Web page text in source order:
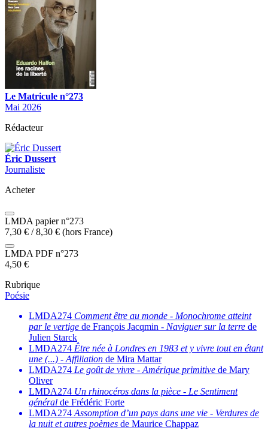
Le Matricule n°273
Mai 2026
Rédacteur
Éric Dussert
Journaliste
Acheter
LMDA papier n°273
7,30 € /8,30 € (hors France)
LMDA PDF n°273
4,50 €
Rubrique
Poésie
LMDA274 Comment être au monde - Monochrome atteint
par le vertige de François Jacqmin - Naviguer sur la terre de
Julien Starck
LMDA274 Être née à Londres en 1983 et y vivre tout en étant
une (...) - Affiliation de Mira Mattar
LMDA274 Le goût de vivre - Amérique primitive de Mary
Oliver
LMDA274 Un rhinocéros dans la pièce - Le Sentiment
général de Frédéric Forte
LMDA274 Assomption d’un pays dans une vie - Verdures de
la nuit et autres poèmes de Maurice Chappaz